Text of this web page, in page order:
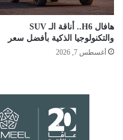
هافال H6.. أناقة الـ SUV
والتكنولوجيا الذكية بأفضل سعر
أغسطس 7, 2026